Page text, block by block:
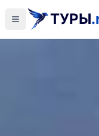
ТУРЫ